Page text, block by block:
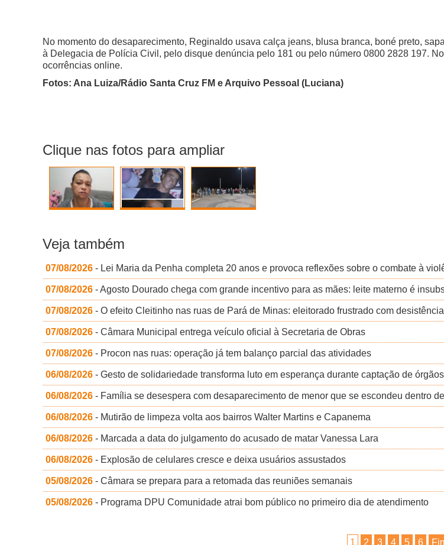
No momento do desaparecimento, Reginaldo usava calça jeans, blusa branca, boné preto,
à Delegacia de Polícia Civil, pelo disque denúncia pelo 181 ou pelo número 0800 2828 197.
ocorrências online.
Fotos: Ana Luiza/Rádio Santa Cruz FM e Arquivo Pessoal (Luciana)
Clique nas fotos para ampliar
Veja também
07/08/2026 - Lei Maria da Penha completa 20 anos e provoca reflexões sobre o combate à
07/08/2026 - Agosto Dourado chega com grande incentivo para as mães: leite materno é
07/08/2026 - O efeito Cleitinho nas ruas de Pará de Minas: eleitorado frustrado com desistência
07/08/2026 - Câmara Municipal entrega veículo oficial à Secretaria de Obras
07/08/2026 - Procon nas ruas: operação já tem balanço parcial das atividades
06/08/2026 - Gesto de solidariedade transforma luto em esperança durante captação de
06/08/2026 - Família se desespera com desaparecimento de menor que se escondeu dentro
06/08/2026 - Mutirão de limpeza volta aos bairros Walter Martins e Capanema
06/08/2026 - Marcada a data do julgamento do acusado de matar Vanessa Lara
06/08/2026 - Explosão de celulares cresce e deixa usuários assustados
05/08/2026 - Câmara se prepara para a retomada das reuniões semanais
05/08/2026 - Programa DPU Comunidade atrai bom público no primeiro dia de atendimento
1 2 3 4 5 6